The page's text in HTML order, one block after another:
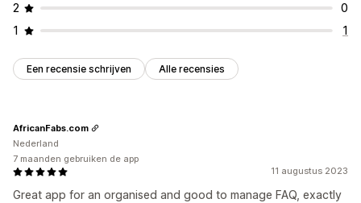
2
0
1
1
Een recensie schrijven Alle recensies
11 augustus 2023
Great app for an organised and good to manage FAQ, exactly
AfricanFabs.com
Nederland
7 maanden gebruiken de app